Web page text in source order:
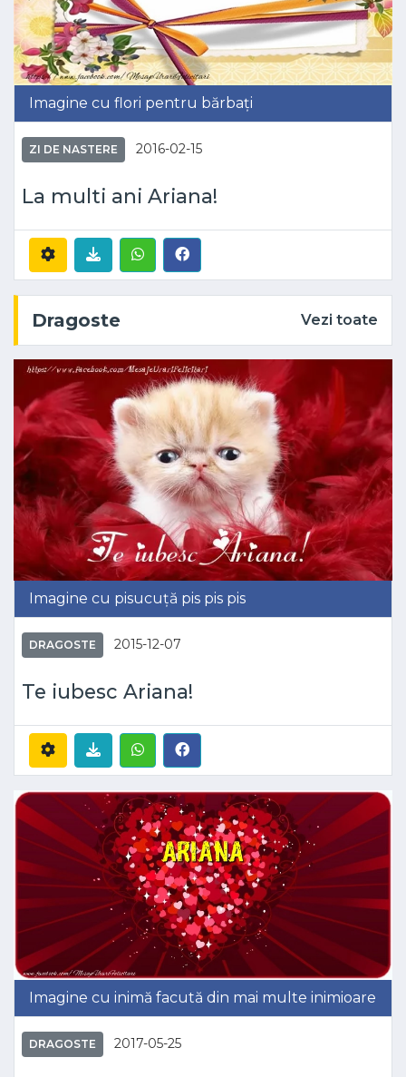
Imagine cu flori pentru bărbați
ZI DE NASTERE 2016-02-15
La multi ani Ariana!
Dragoste Vezi toate
Imagine cu pisucuță pis pis pis
DRAGOSTE 2015-12-07
Te iubesc Ariana!
Imagine cu inimă facută din mai multe inimioare
DRAGOSTE 2017-05-25